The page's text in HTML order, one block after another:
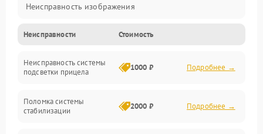
Неисправность изображения
Механические повреждения
Неисправность фокусировки и оптики
Неисправности Стоимость
Неисправность системы
подсветки прицела
1000 ₽ Подробнее →
Поломка системы
стабилизации
2000 ₽ Подробнее →